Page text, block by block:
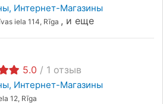
Интернет-Магазины
iela 114, Rīga , и еще
5.0 / 1 отзыв
Интернет-Магазины
12, Rīga